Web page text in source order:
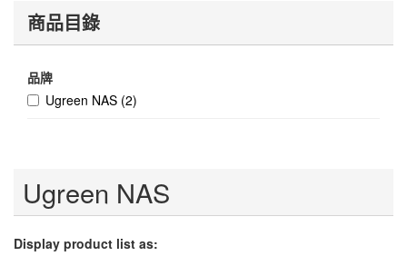
商品目錄
品牌
Ugreen NAS (2)
Ugreen NAS
Display product list as: